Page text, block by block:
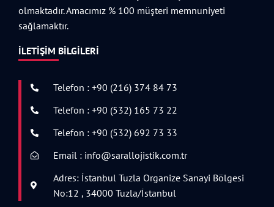
olmaktadır. Amacımız % 100 müşteri memnuniyeti
sağlamaktır.
İLETIŞIM BILGILERI
Telefon : +90 (216) 374 84 73
Telefon : +90 (532) 165 73 22
Telefon : +90 (532) 692 73 33
Email : info@sarallojistik.com.tr
Adres: İstanbul Tuzla Organize Sanayi Bölgesi
No:12 , 34000 Tuzla/İstanbul